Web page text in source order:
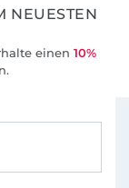
NEUESTEN
einen 10%